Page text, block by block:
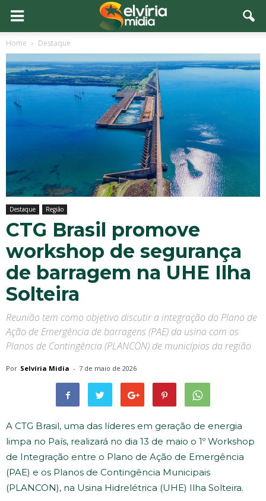
Home Destaque
Destaque Região
CTG Brasil promove
workshop de segurança
de barragem na UHE Ilha
Solteira
Reunião tem como objetivo discutir a integração do Plano de
Ação de Emergência de barragens (PAE) da usina com os
Planos de Contingência (PLANCON) de municípios da região
Por Selvíria Midia - 7 de maio de 2026
A CTG Brasil, uma das líderes em geração de energia
limpa no País, realizará no dia 13 de maio o 1º Workshop
de Integração entre o Plano de Ação de Emergência
(PAE) e os Planos de Contingência Municipais
(PLANCON), na Usina Hidrelétrica (UHE) Ilha Solteira.